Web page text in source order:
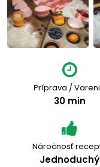
Príprava /
30 min
Náročnosť
Jednoduchý